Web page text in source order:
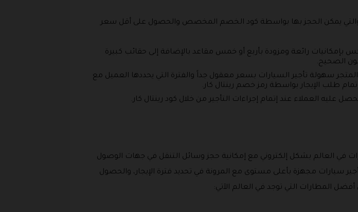
يمكن الحجز بها بواسطة كود الخصم المخصص والحصول على أقل سعر
بإمكانيات رائعة ومزودة بأربع أو خمس مقاعد بالإضافة إلى حقائب كبيرة
الصحيح.
سهولة تأجير السيارات بسعر معقول جداً والفترة التي يحددها العميل مع
طلب الإيجار بواسطة رمز خصم رينتال كار.
العملاء عند إتمام إجراءات التأجير من خلال كود رينتال كار.
في العالم بشكل إلكتروني مع إمكانية حجز وسائل التنقل في جهات الوصول
سيارات مجهزة بأعلى مستوى مع المرونة في تحديد فترة الإيجار، والحصول
المطارات التي توجد في العالم الآتي: